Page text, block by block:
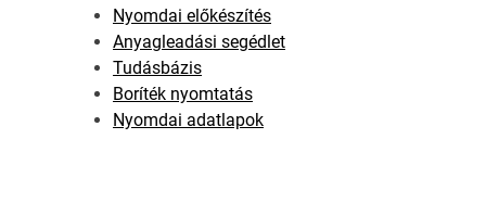
Nyomdai előkészítés
Anyagleadási segédlet
Tudásbázis
Boríték nyomtatás
Nyomdai adatlapok